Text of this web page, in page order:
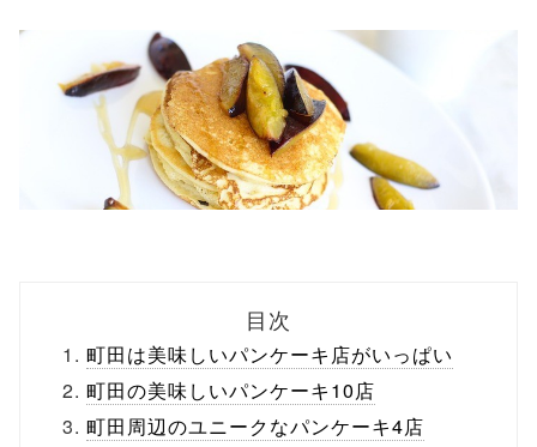
目次
町田は美味しいパンケーキ店がいっぱい
町田の美味しいパンケーキ10店
町田周辺のユニークなパンケーキ4店